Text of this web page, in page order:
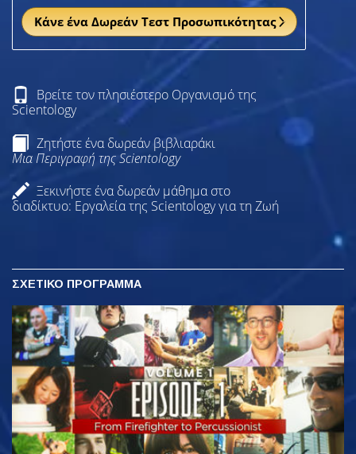
Κάνε ένα Δωρεάν Τεστ Προσωπικότητας
Βρείτε τον πλησιέστερο Οργανισμό της
Scientology
Ζητήστε ένα δωρεάν βιβλιαράκι
Μια Περιγραφή της Scientology
Ξεκινήστε ένα δωρεάν μάθημα στο
διαδίκτυο: Εργαλεία της Scientology για τη Ζωή
ΣΧΕΤΙΚΟ ΠΡΟΓΡΑΜΜΑ